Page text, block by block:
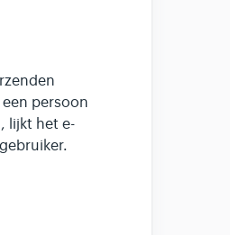
persoon
lijkt het e-